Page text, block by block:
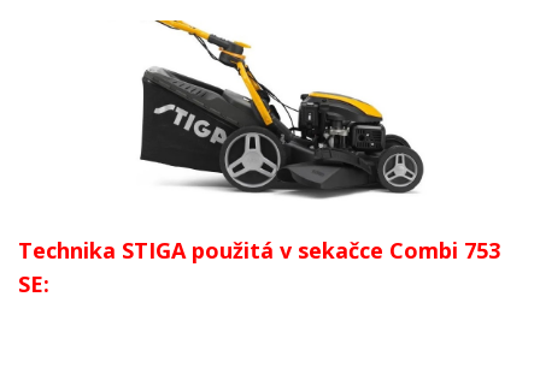
Technika STIGA použitá v sekačce Combi 753
SE: